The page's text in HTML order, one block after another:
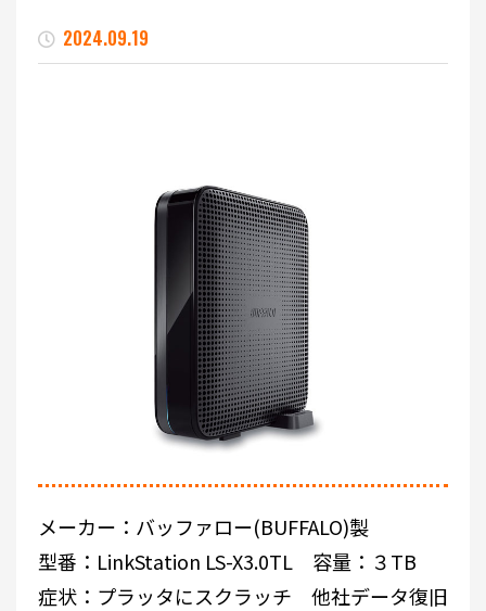
2024.09.19
メーカー：バッファロー(BUFFALO)製
型番：LinkStation LS-X3.0TL 容量：３TB
症状：プラッタにスクラッチ 他社データ復旧